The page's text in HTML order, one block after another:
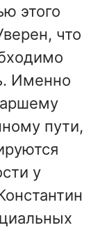
этого
что
Именно
пути,
у